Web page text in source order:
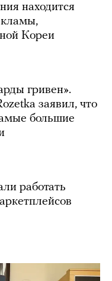
находится
Кореи
гривен».
заявил, что
большие
работать